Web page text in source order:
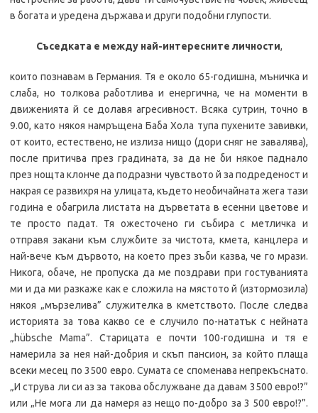
в богата и уредена държава и други подобни глупости.
Съседката е между най-интересните личности,
които познавам в Германия. Тя е около 65-годишна, мъничка и
слаба, но толкова работлива и енергична, че на моменти в
движенията й се долавя агресивност. Всяка сутрин, точно в
9.00, като някоя намръщена Баба Хола тупа пухените завивки,
от които, естествено, не излиза нищо (дори сняг не завалява),
после притичва през градината, за да не би някое паднало
през нощта клонче да подразни чувството й за подреденост и
накрая се развихря на улицата, където необичайната жега тази
година е обагрила листата на дърветата в есенни цветове и
те просто падат. Тя ожесточено ги събира с метличка и
отправя закани към службите за чистота, кмета, канцлера и
най-вече към дървото, на което през зъби казва, че го мрази.
Никога, обаче, не пропуска да ме поздрави при гостуванията
ми и да ми разкаже как е сложила на мястото й (изтормозила)
някоя „мързелива” служителка в кметството. После следва
историята за това какво се е случило по-нататък с нейната
„hübsche Mama”. Старицата е почти 100-годишна и тя е
намерила за нея най-добрия и скъп пансион, за който плаща
всеки месец по 3500 евро. Сумата се споменава непрекъснато.
„И струва ли си аз за такова обслужване да давам 3500 евро!?”
или „Не мога ли да намеря аз нещо по-добро за 3 500 евро!?”.